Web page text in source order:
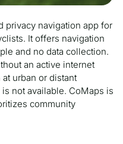
privacy navigation app for
It offers navigation
and no data collection.
an active internet
urban or distant
not available. CoMaps is
community